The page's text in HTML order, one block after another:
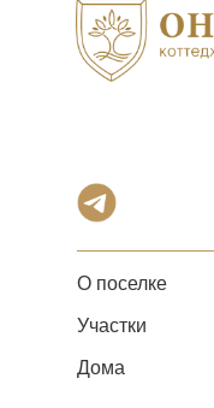
О поселке
Участки
Дома